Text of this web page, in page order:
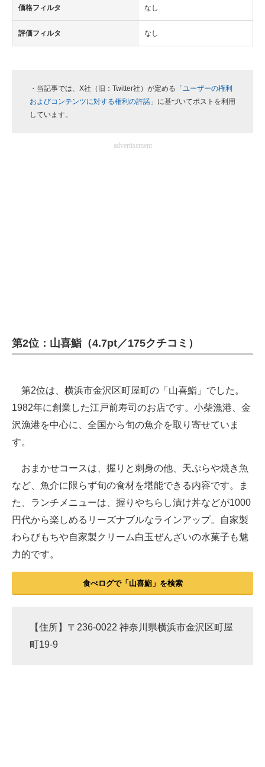
価格フィルタ なし
評価フィルタ なし
・当記事では、X社（旧：Twitter社）が定める「 ユーザーの権利
およびコンテンツに対する権利の許諾 」に基づいてポストを利用
しています。
advertisement
第2位：山喜鮨（4.7pt／175クチコミ）
第2位は、横浜市金沢区町屋町の「山喜鮨」でした。
1982年に創業した江戸前寿司のお店です。小柴漁港、金
沢漁港を中心に、全国から旬の魚介を取り寄せていま
す。
おまかせコースは、握りと刺身の他、天ぷらや焼き魚
など、魚介に限らず旬の食材を堪能できる内容です。ま
た、ランチメニューは、握りやちらし漬け丼などが1000
円代から楽しめるリーズナブルなラインアップ。自家製
わらびもちや自家製クリーム白玉ぜんざいの水菓子も魅
力的です。
食べログで「山喜鮨」を検索
【住所】〒236-0022 神奈川県横浜市金沢区町屋
町19-9